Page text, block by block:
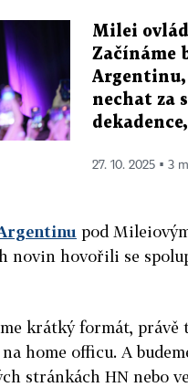
Milei
Začínáme
Argentinu,
nechat za
27. 10. 2025 ▪ 3
pod
novin hovořili se
krátký formát, právě
home officu. A
stránkách HN nebo